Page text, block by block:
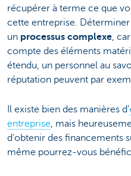
récupérer à terme ce que
cette entreprise.
un processus complexe,
compte des éléments
étendu, un personnel au
réputation peuvent par
Il existe bien des manières d'
entreprise, mais
d'obtenir des financements
même pourrez-vous